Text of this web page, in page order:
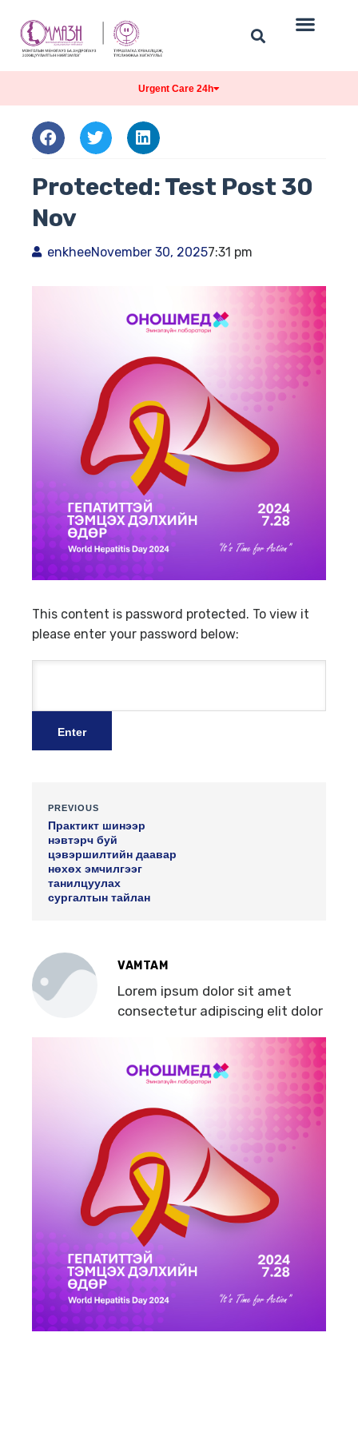
Urgent Care 24h
Protected: Test Post 30
Nov
enkheeNovember 30, 20257:31 pm
This content is password protected. To view it
please enter your password below:
Password:
PREVIOUS
Практикт шинээр
нэвтэрч буй
цэвэршилтийн даавар
нөхөх эмчилгээг
танилцуулах
сургалтын тайлан
VAMTAM
Lorem ipsum dolor sit amet
consectetur adipiscing elit dolor